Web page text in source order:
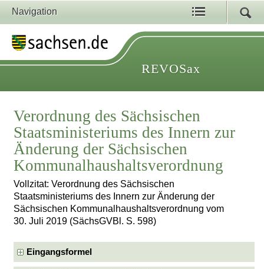
Navigation
REVOSax
Verordnung des Sächsischen
Staatsministeriums des Innern zur
Änderung der Sächsischen
Kommunalhaushaltsverordnung
Vollzitat: Verordnung des Sächsischen
Staatsministeriums des Innern zur Änderung der
Sächsischen Kommunalhaushaltsverordnung vom
30. Juli 2019 (SächsGVBl. S. 598)
Eingangsformel